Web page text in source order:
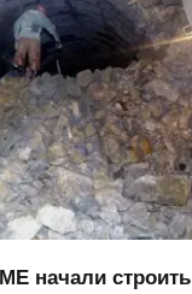
начали строить